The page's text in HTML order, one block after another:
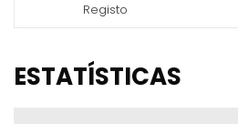
Registo
ESTATÍSTICAS